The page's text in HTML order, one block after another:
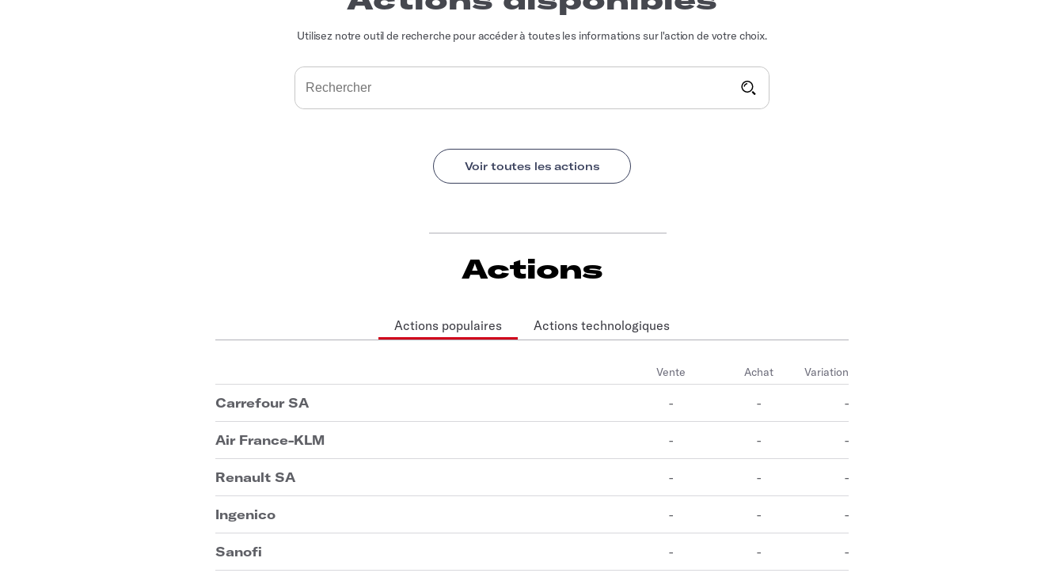
Utilisez notre outil de recherche pour accéder à toutes les informations sur l'action de votre choix.
Actions
Actions populaires Actions technologiques